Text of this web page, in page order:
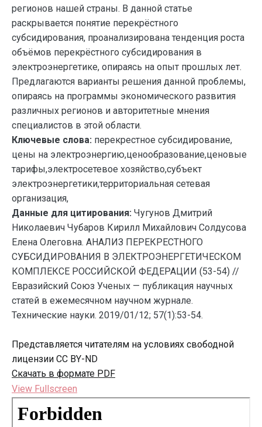
регионов нашей страны. В данной статье
раскрывается понятие перекрёстного
субсидирования, проанализирована тенденция роста
объёмов перекрёстного субсидирования в
электроэнергетике, опираясь на опыт прошлых лет.
Предлагаются варианты решения данной проблемы,
опираясь на программы экономического развития
различных регионов и авторитетные мнения
специалистов в этой области.
Ключевые слова: перекрестное субсидирование,
цены на электроэнергию,ценообразование,ценовые
тарифы,электросетевое хозяйство,субъект
электроэнергетики,территориальная сетевая
организация,
Данные для цитирования: Чугунов Дмитрий
Николаевич Чубаров Кирилл Михайлович Солдусова
Елена Олеговна. АНАЛИЗ ПЕРЕКРЕСТНОГО
СУБСИДИРОВАНИЯ В ЭЛЕКТРОЭНЕРГЕТИЧЕСКОМ
КОМПЛЕКСЕ РОССИЙСКОЙ ФЕДЕРАЦИИ (53-54) //
Евразийский Союз Ученых — публикация научных
статей в ежемесячном научном журнале.
Технические науки. 2019/01/12; 57(1):53-54.
Представляется читателям на условиях свободной
лицензии CC BY-ND
Скачать в формате PDF
View Fullscreen
Перейти